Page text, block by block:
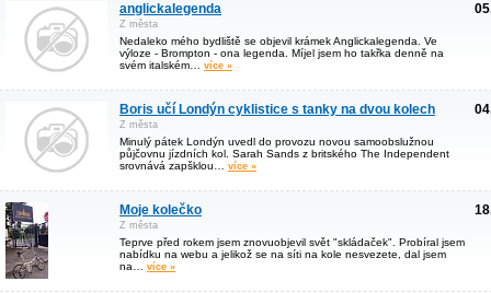
anglickalegenda
Z města
Nedaleko mého bydliště se objevil krámek Anglickalegenda. Ve
výloze - Brompton - ona legenda. Míjel jsem ho takřka denně na
svém italském… více »
Boris učí Londýn cyklistice s tanky na dvou kolech
Z města
Minulý pátek Londýn uvedl do provozu novou samoobslužnou
půjčovnu jízdních kol. Sarah Sands z britského The Independent
srovnává zapšklou… více »
Moje kolečko
Z města
Teprve před rokem jsem znovuobjevil svět "skládaček". Probíral jsem
nabídku na webu a jelikož se na síti na kole nesvezete, dal jsem
na… více »